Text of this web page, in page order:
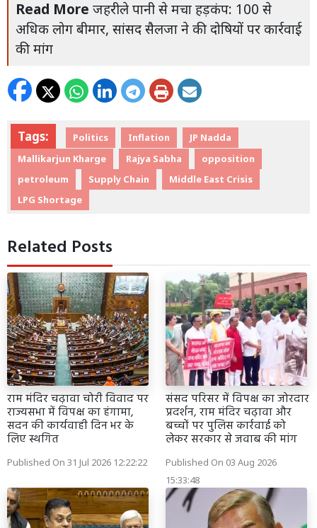
Read More जहरीले पानी से मचा हड़कंप: 100 से
अधिक लोग बीमार, सांसद सैलजा ने की दोषियों पर कार्रवाई
की मांग
Tags: Politics Inflation
JP Nadda
Mallikarjun Kharge
Rajya Sabha
opposition
petroleum
Supply Chain
Middle East Crisis
LPG Shortage
Related Posts
राम मंदिर चढ़ावा चोरी विवाद पर
राज्यसभा में विपक्ष का हंगामा,
सदन की कार्यवाही दिन भर के
लिए स्थगित
Published On 31 Jul 2026 12:22:22
संसद परिसर में विपक्ष का जोरदार
प्रदर्शन, राम मंदिर चढ़ावा और
बच्चों पर पुलिस कार्रवाई को
लेकर सरकार से जवाब की मांग
Published On 03 Aug 2026
15:33:48